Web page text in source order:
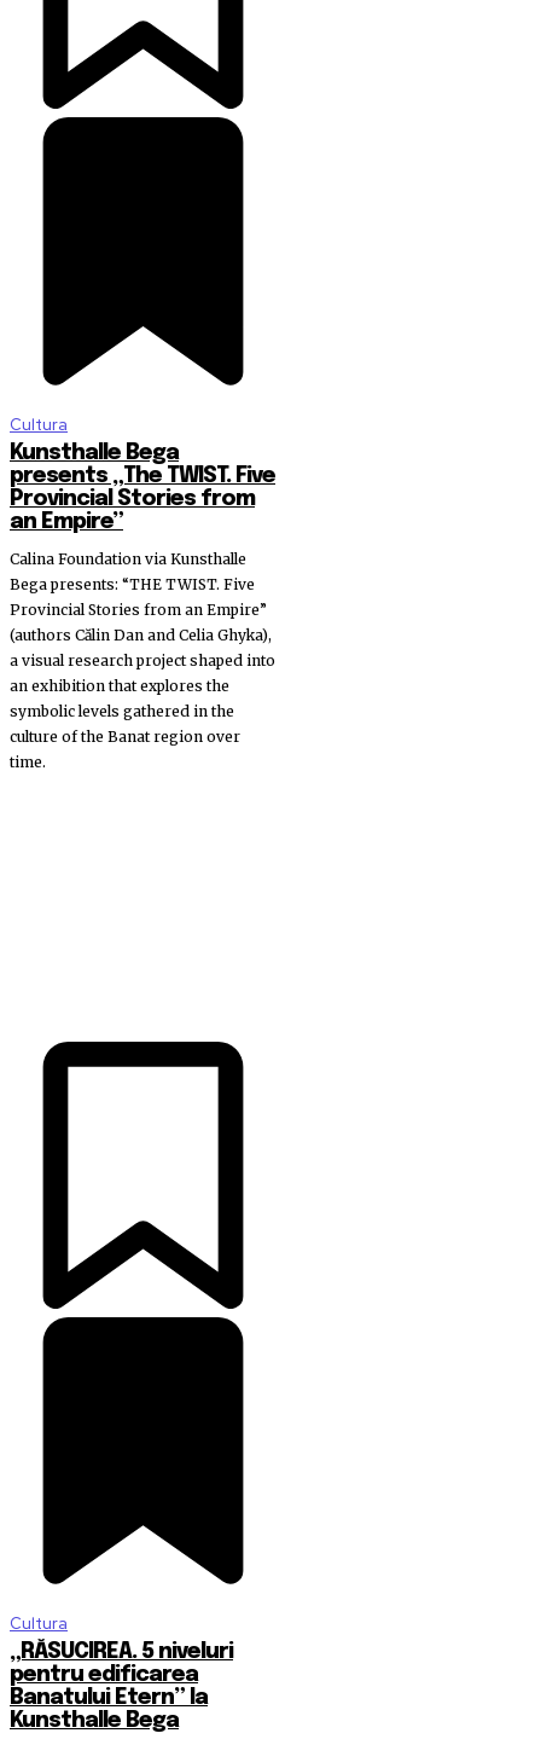
Cultura
Kunsthalle Bega
presents „The TWIST. Five
Provincial Stories from
an Empire”
Calina Foundation via Kunsthalle
Bega presents: “THE TWIST. Five
Provincial Stories from an Empire”
(authors Călin Dan and Celia Ghyka),
a visual research project shaped into
an exhibition that explores the
symbolic levels gathered in the
culture of the Banat region over
time.
Cultura
„RĂSUCIREA. 5 niveluri
pentru edificarea
Banatului Etern” la
Kunsthalle Bega